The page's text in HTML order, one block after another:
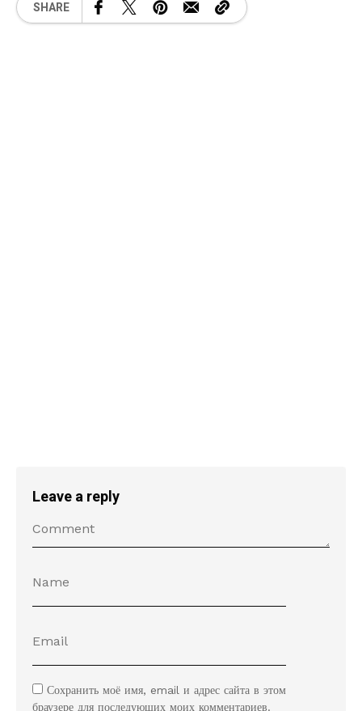
SHARE
Leave a reply
Сохранить моё имя, email и адрес сайта в этом
браузере для последующих моих комментариев.